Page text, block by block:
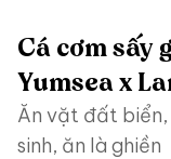
Cá cơm sấy
Yumsea x
Ăn vặt đất
sinh, ăn là ghiền